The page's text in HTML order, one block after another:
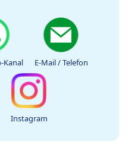
Kanal E-Mail / Telefon
Instagram